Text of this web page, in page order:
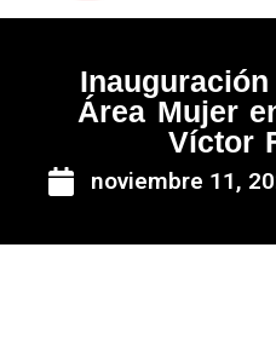
Área Mujer
Víctor
noviembre 11,